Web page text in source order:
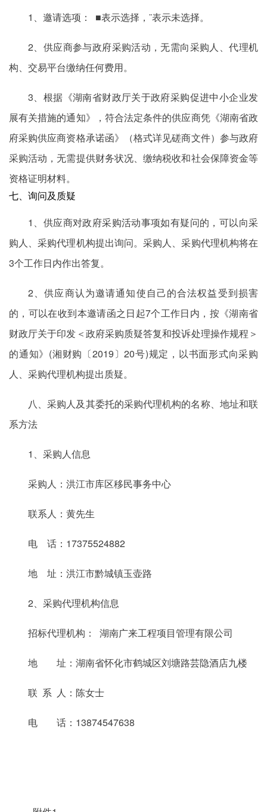
1、邀请选项： ■表示选择，¨表示未选择。
2、供应商参与政府采购活动，无需向采购人、代理机
构、交易平台缴纳任何费用。
3、根据《湖南省财政厅关于政府采购促进中小企业发
展有关措施的通知》，符合法定条件的供应商凭《湖南省政
府采购供应商资格承诺函》（格式详见磋商文件）参与政府
采购活动，无需提供财务状况、缴纳税收和社会保障资金等
资格证明材料。
七、询问及质疑
1、供应商对政府采购活动事项如有疑问的，可以向采
购人、采购代理机构提出询问。采购人、采购代理机构将在
3个工作日内作出答复。
2、供应商认为邀请通知使自己的合法权益受到损害
的，可以在收到本邀请函之日起7个工作日内，按《湖南省
财政厅关于印发＜政府采购质疑答复和投诉处理操作规程＞
的通知》(湘财购〔2019〕20号)规定，以书面形式向采购
人、采购代理机构提出质疑。
八、采购人及其委托的采购代理机构的名称、地址和联
系方法
1、采购人信息
采购人：洪江市库区移民事务中心
联系人：黄先生
电 话：17375524882
地 址：洪江市黔城镇玉壶路
2、采购代理机构信息
招标代理机构： 湖南广来工程项目管理有限公司
地 址：湖南省怀化市鹤城区刘塘路芸隐酒店九楼
联 系 人：陈女士
电 话：13874547638